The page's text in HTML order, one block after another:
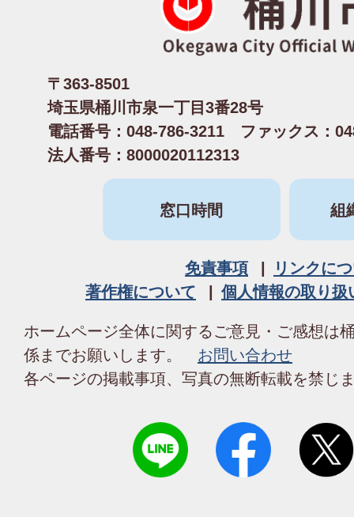
〒363-8501
埼玉県桶川市泉一丁目3番28号
電話番号：048-786-3211 ファックス：
法人番号：8000020112313
窓口時間 組
免責事項
リンクに
著作権について
個人情報の取り扱
ホームページ全体に関するご意見・ご感想は
係までお願いします。 お問い合わせ
各ページの掲載事項、写真の無断転載を禁じ